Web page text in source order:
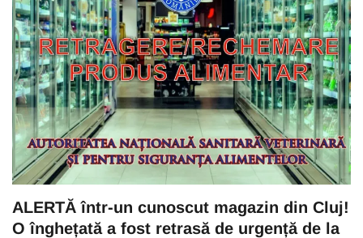
ALERTĂ într-un cunoscut magazin din Cluj!
O înghețată a fost retrasă de urgență de la